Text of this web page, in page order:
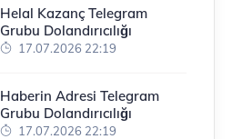
Helal Kazanç Telegram
Grubu Dolandırıcılığı
17.07.2026 22:19
Haberin Adresi Telegram
Grubu Dolandırıcılığı
17.07.2026 22:19